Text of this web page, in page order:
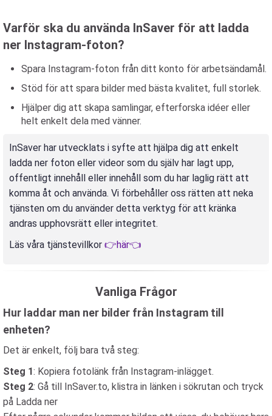
Varför ska du använda InSaver för att ladda
ner Instagram-foton?
Spara Instagram-foton från ditt konto för arbetsändamål.
Stöd för att spara bilder med bästa kvalitet, full storlek.
Hjälper dig att skapa samlingar, efterforska idéer eller
helt enkelt dela med vänner.
InSaver har utvecklats i syfte att hjälpa dig att enkelt
ladda ner foton eller videor som du själv har lagt upp,
offentligt innehåll eller innehåll som du har laglig rätt att
komma åt och använda. Vi förbehåller oss rätten att neka
tjänsten om du använder detta verktyg för att kränka
andras upphovsrätt eller integritet.
Läs våra tjänstevillkor 👉här👈
Vanliga Frågor
Hur laddar man ner bilder från Instagram till
enheten?
Det är enkelt, följ bara två steg:
Steg 1: Kopiera fotolänk från Instagram-inlägget.
Steg 2: Gå till InSaver.to, klistra in länken i sökrutan och tryck
på Ladda ner